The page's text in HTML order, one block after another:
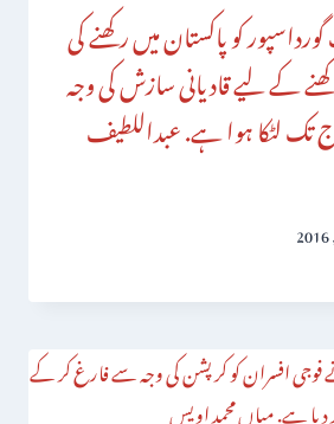
کو پاکستان میں رکھنے کی
کے لیے قادیانی سازش کی وجہ
تک لٹکا ہوا ہے. عبداللطیف